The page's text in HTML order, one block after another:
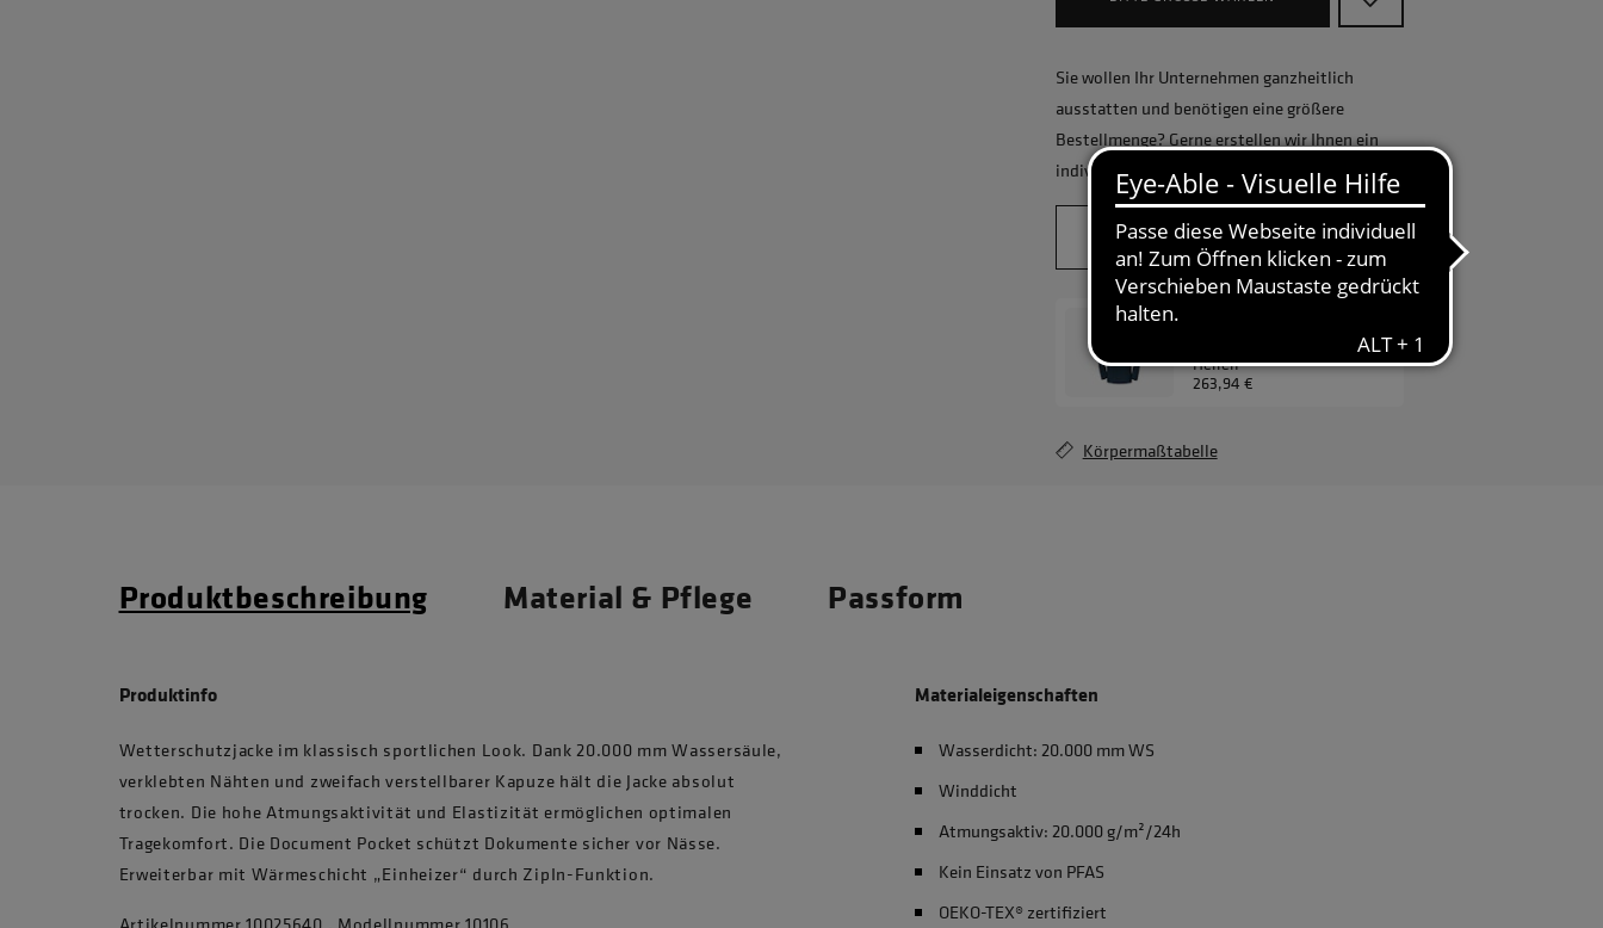
Sie wollen Ihr Unternehmen ganzheitlich
ausstatten und benötigen eine größere
Bestellmenge? Gerne erstellen wir Ihnen ein
individuelles Angebot.
JETZT ANFRAGEN
Herren
263,94 €
Körpermaßtabelle
Produktbeschreibung Material & Pflege Passform
Produktinfo
Wetterschutzjacke im klassisch sportlichen Look. Dank 20.000 mm Wassersäule,
verklebten Nähten und zweifach verstellbarer Kapuze hält die Jacke absolut
trocken. Die hohe Atmungsaktivität und Elastizität ermöglichen optimalen
Tragekomfort. Die Document Pocket schützt Dokumente sicher vor Nässe.
Erweiterbar mit Wärmeschicht „Einheizer“ durch ZipIn-Funktion.
Materialeigenschaften
Wasserdicht: 20.000 mm WS
Winddicht
Atmungsaktiv: 20.000 g/m²/24h
Kein Einsatz von PFAS
OEKO-TEX® zertifiziert